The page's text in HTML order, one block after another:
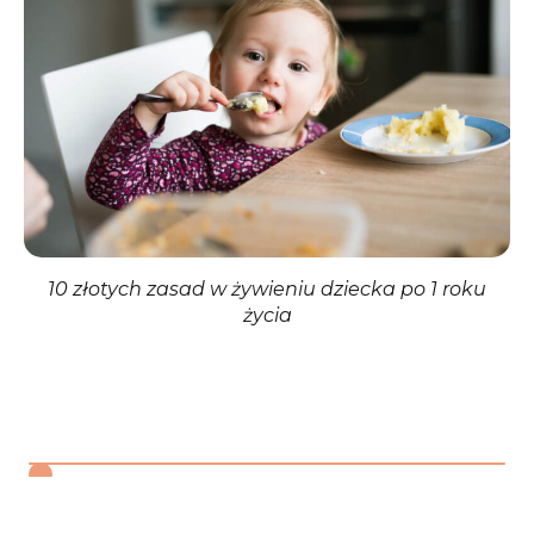
Żywienia Dzieci, Standardy Medyczne/ Pediatria 2021
Myszka M., Klinger M. Immunomodulacyjne działanie
witaminy D. Postepy Hig Med Dosw (online), 2014; 68:
865-878; 865-878.↩︎
5
Rusińska A., Płudowski P., Walczak M. i wsp.: Zasady
suplementacji i leczenia witaminą D – nowelizacja
2018 r. Postępy Neonatologii 2018; 24(1).
Gertig H., Przysławski J. Bromatologia. Zarys nauki o
żywności i żywieniu człowieka. Wydawnictwo
Vieux F. i wsp., Role of Young Child Formulae and
10 złotych zasad w żywieniu dziecka po 1 roku
życia